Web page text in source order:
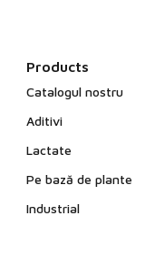
Products
Catalogul nostru
Aditivi
Lactate
Pe bază de plante
Industrial